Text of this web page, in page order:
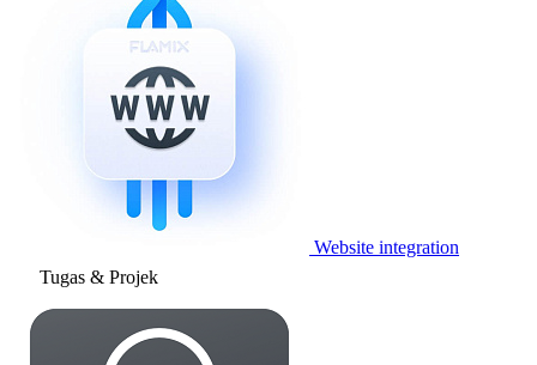
Website integration
Tugas & Projek